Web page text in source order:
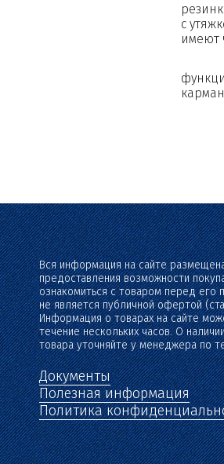
с
имеют
Вся информация на сайте
предоставления возможности
ознакомиться с товаром перед его
не является публичной офертой
Информация о товарах на сайте
течение нескольких часов. О
товара уточняйте у менеджера по
Документы
Полезная информация
Политика